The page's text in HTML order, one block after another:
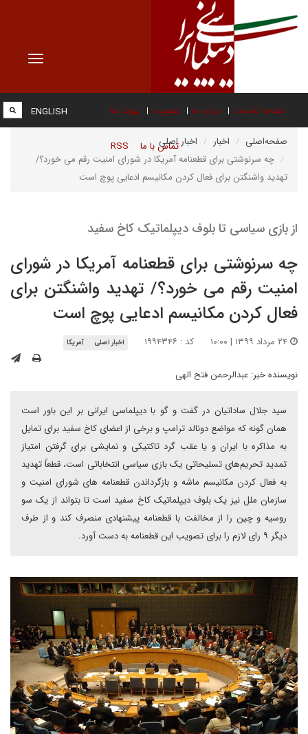
Toggle
صفحه نخست درباره ما عضویت پیوند ها
تماس با ما RSS
ENGLISH
صفحه‌اصلی اخبار
اخبار اصلی
چه سرنوشتی برای قطعنامه آمریکا در شورای امنیت رقم می خورد؟/
تهدید واشنگتن برای فعال کردن مکانیسم ادعایی پوچ است
از بازی سیاسی تا بلوف دیپلماتیک کاخ سفید
چه سرنوشتی برای قطعنامه آمریکا در شورای
امنیت رقم می خورد؟/ تهدید واشنگتن برای
فعال کردن مکانیسم ادعایی پوچ است
کد : ۱۹۹۴۳۴۶ اخبار اصلی آمریکا
نویسنده خبر: عبدالرحمن فتح الهی
سید جلال ساداتیان در گفت و گو با دیپلماسی ایرانی بر این باور است
همان گونه که مواضع دونالد ترامپ و برخی از اعضای کاخ سفید برای تمایل
به مذاکره با ایران و یا عقب گرد تاکتیکی و نمایشی برای گرفتن امتیاز
تمدید تحریم‌های تسلیحاتی یک بازی سیاسی انتخاباتی است، قطعاً تهدید
به فعال کردن مکانیسم ماشه و بازگرداندن قطعنامه های شورای امنیت و
سازمان ملل نیز یک بلوف دیپلماتیک کاخ سفید است تا بتواند از یک سو
روسیه و چین را از مخالفت با قطعنامه پیشنهادی منصرف کند و از طرف
دیگر ۹ رای لازم را برای تصویب این قطعنامه به دست آورد.